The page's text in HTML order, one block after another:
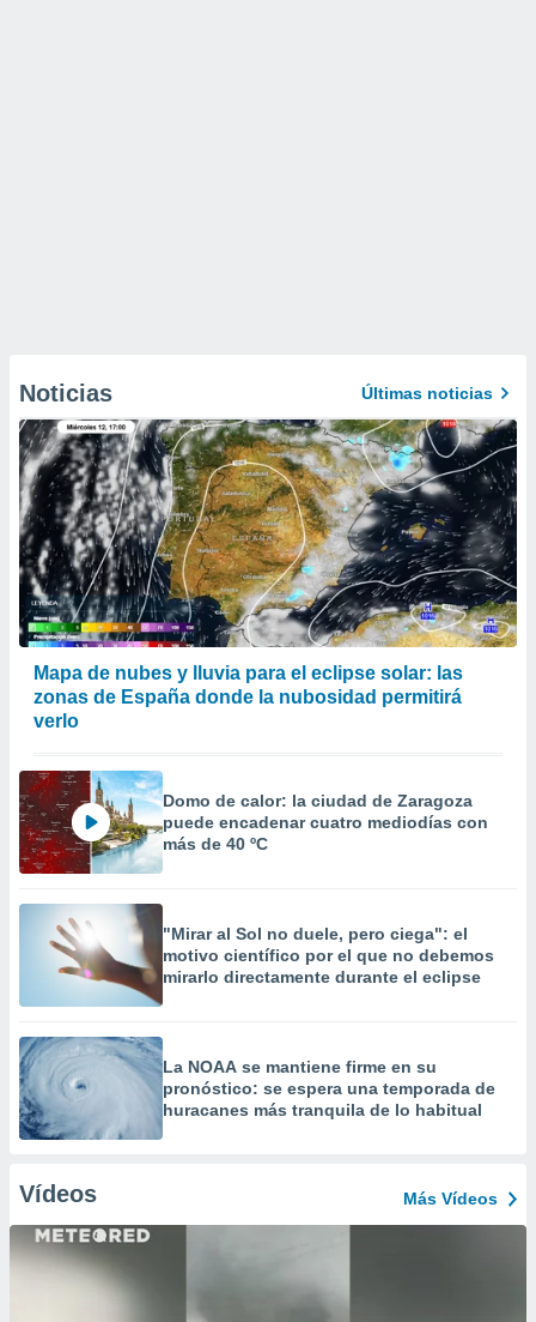
Noticias Últimas noticias
Mapa de nubes y lluvia para el eclipse solar: las
zonas de España donde la nubosidad permitirá
verlo
Domo de calor: la ciudad de Zaragoza
puede encadenar cuatro mediodías con
más de 40 ºC
"Mirar al Sol no duele, pero ciega": el
motivo científico por el que no debemos
mirarlo directamente durante el eclipse
La NOAA se mantiene firme en su
pronóstico: se espera una temporada de
huracanes más tranquila de lo habitual
Vídeos Más Vídeos